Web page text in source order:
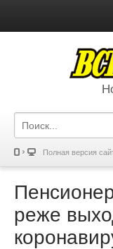
Полная версия
реже